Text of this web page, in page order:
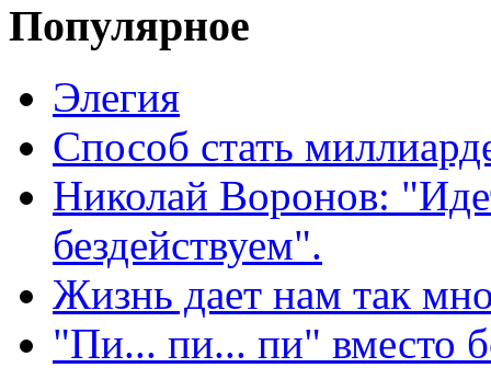
Популярное
Элегия
Способ стать
Николай Воронов:
бездействуем".
Жизнь дает нам так
"Пи... пи... пи" вместо